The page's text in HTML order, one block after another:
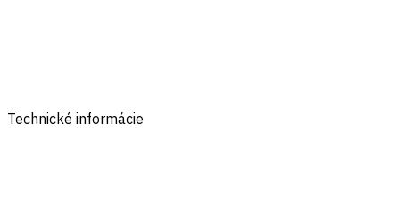
Technické informácie